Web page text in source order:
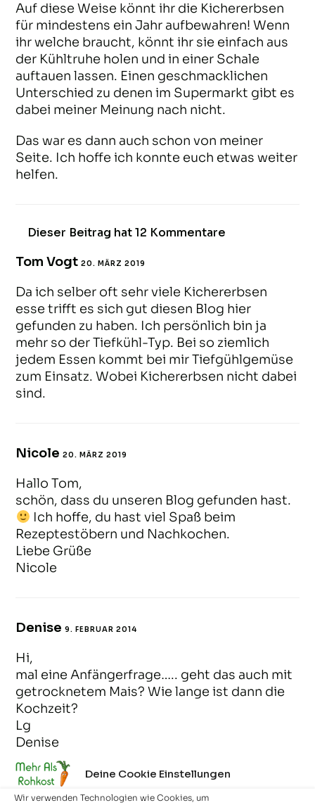
Deine Cookie Einstellungen
Wir verwenden Technologien wie Cookies, um
Auf diese Weise könnt ihr die Kichererbsen
für mindestens ein Jahr aufbewahren! Wenn
ihr welche braucht, könnt ihr sie einfach aus
der Kühltruhe holen und in einer Schale
auftauen lassen. Einen geschmacklichen
Unterschied zu denen im Supermarkt gibt es
dabei meiner Meinung nach nicht.
Das war es dann auch schon von meiner
Seite. Ich hoffe ich konnte euch etwas weiter
helfen.
Dieser Beitrag hat 12 Kommentare
Tom Vogt 20. MÄRZ 2019
Da ich selber oft sehr viele Kichererbsen
esse trifft es sich gut diesen Blog hier
gefunden zu haben. Ich persönlich bin ja
mehr so der Tiefkühl-Typ. Bei so ziemlich
jedem Essen kommt bei mir Tiefgühlgemüse
zum Einsatz. Wobei Kichererbsen nicht dabei
sind.
Nicole 20. MÄRZ 2019
Hallo Tom,
schön, dass du unseren Blog gefunden hast.
Ich hoffe, du hast viel Spaß beim
Rezeptestöbern und Nachkochen.
Liebe Grüße
Nicole
Denise9. FEBRUAR 2014
Hi,
mal eine Anfängerfrage….. geht das auch mit
getrocknetem Mais? Wie lange ist dann die
Kochzeit?
Lg
Denise